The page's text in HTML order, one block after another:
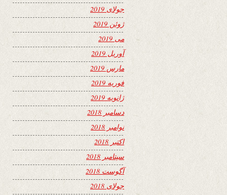
جولای 2019
ژوئن 2019
می 2019
آوریل 2019
مارس 2019
فوریه 2019
ژانویه 2019
دسامبر 2018
نوامبر 2018
اکتبر 2018
سپتامبر 2018
آگوست 2018
جولای 2018